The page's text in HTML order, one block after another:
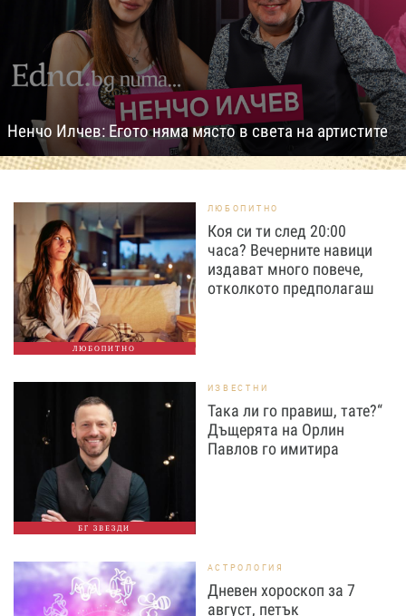
Ненчо Илчев: Егото няма място в света на артистите
ЛЮБОПИТНО
ЛЮБОПИТНО
Коя си ти след 20:00
часа? Вечерните навици
издават много повече,
отколкото предполагаш
БГ ЗВЕЗДИ
ИЗВЕСТНИ
Така ли го правиш, тате?“
Дъщерята на Орлин
Павлов го имитира
АСТРОЛОГИЯ
Дневен хороскоп за 7
август, петък